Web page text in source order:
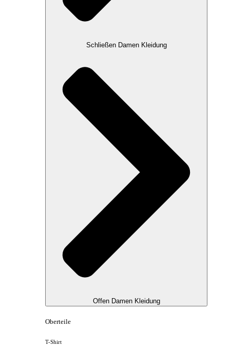
Schließen Damen Kleidung
Offen Damen Kleidung
Oberteile
T-Shirt